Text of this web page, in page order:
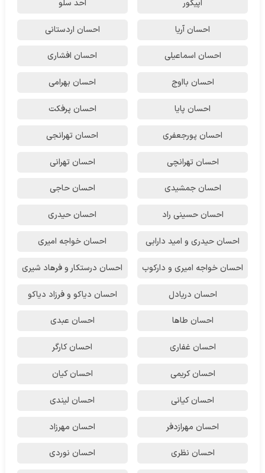
اپیکور احد سلو
احسان آریا احسان اردستانی
احسان اسماعیلی احسان افشاری
احسان بااوج احسان بهرامی
احسان پایا احسان پرفکت
احسان پورجعفری احسان تهرانجی
احسان تهرانچی احسان تهرانی
احسان جمشیدی احسان حاجی
احسان حسینی راد احسان حیدری
احسان حیدری و امید دارابی احسان خواجه امیری
احسان خواجه امیری و دارکوب احسان درستكار و فرهاد شيرى
احسان دریادل احسان دیاکو و فرزاد دیاکو
احسان طاها احسان عبدی
احسان غفاری احسان کارگر
احسان کریمی احسان کیان
احسان کیانی احسان لیندی
احسان مهرازدفر احسان مهرزاد
احسان نظری احسان نوردی